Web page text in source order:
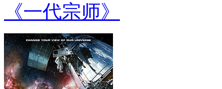
《一代宗师》